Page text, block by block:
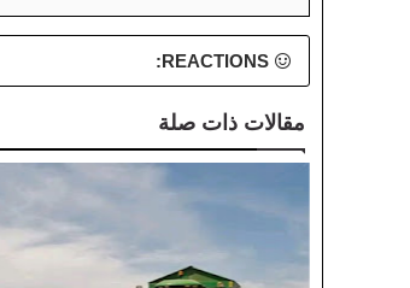
REACTIONS:
مقالات ذات صلة